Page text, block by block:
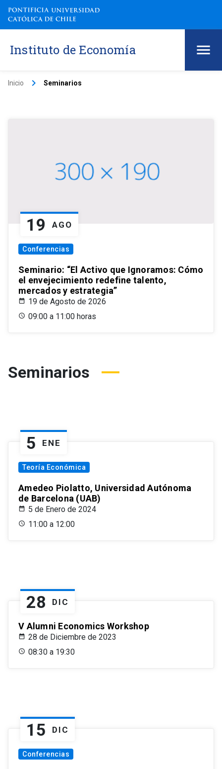
Instituto de Economía
Inicio keyboard_arrow_right Seminarios
19 AGO
Conferencias
Seminario: “El Activo que Ignoramos: Cómo
el envejecimiento redefine talento,
mercados y estrategia”
19 de Agosto de 2026
09:00 a 11:00 horas
Seminarios
5 ENE
Teoría Económica
Amedeo Piolatto, Universidad Autónoma
de Barcelona (UAB)
5 de Enero de 2024
11:00 a 12:00
28 DIC
V Alumni Economics Workshop
28 de Diciembre de 2023
08:30 a 19:30
15 DIC
Conferencias